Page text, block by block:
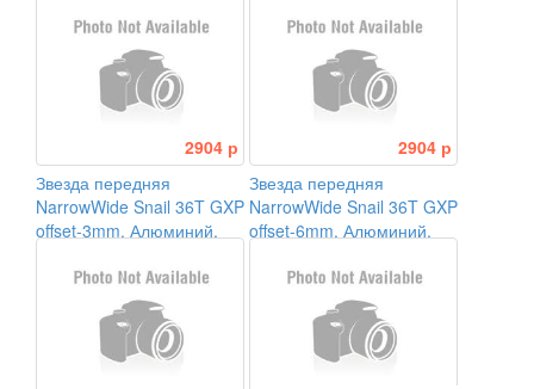
2904 р
Звезда передняя
NarrowWide Snail 36T GXP
offset-3mm. Алюминий,
2904 р
Звезда передняя
NarrowWide Snail 36T GXP
offset-6mm. Алюминий,